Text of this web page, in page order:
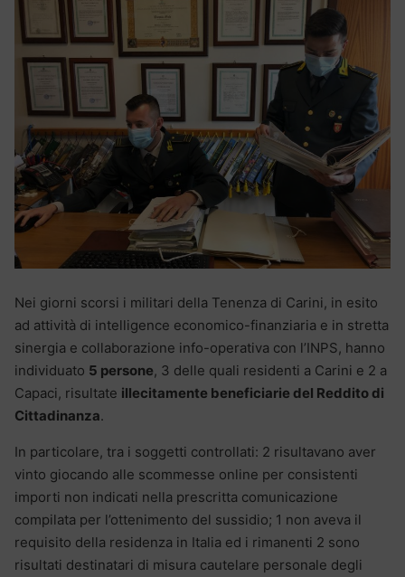
Nei giorni scorsi i militari della Tenenza di Carini, in esito
ad attività di intelligence economico-finanziaria e in stretta
sinergia e collaborazione info-operativa con l’INPS, hanno
individuato 5 persone, 3 delle quali residenti a Carini e 2 a
Capaci, risultate illecitamente beneficiarie del Reddito di
Cittadinanza.
In particolare, tra i soggetti controllati: 2 risultavano aver
vinto giocando alle scommesse online per consistenti
importi non indicati nella prescritta comunicazione
compilata per l’ottenimento del sussidio; 1 non aveva il
requisito della residenza in Italia ed i rimanenti 2 sono
risultati destinatari di misura cautelare personale degli